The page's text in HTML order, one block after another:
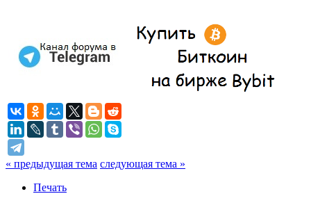
« предыдущая тема следующая тема »
Печать